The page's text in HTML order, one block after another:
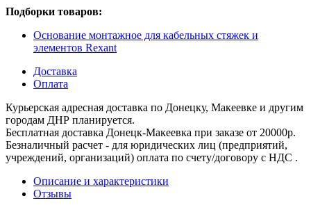
Подборки товаров:
Основание монтажное для кабельных стяжек и
элементов Rexant
Доставка
Оплата
Курьерская адресная доставка по Донецку, Макеевке и другим
городам ДНР планируется.
Бесплатная доставка Донецк-Макеевка при заказе от 20000р.
Безналичный расчет - для юридических лиц (предприятий,
учреждений, организаций) оплата по счету/договору с НДС .
Описание и характеристики
Отзывы